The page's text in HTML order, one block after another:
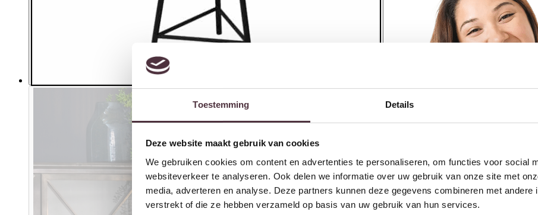
Toestemming Details
Deze website maakt gebruik van cookies
We gebruiken cookies om content en advertenties te personaliseren, om functies voor social
websiteverkeer te analyseren. Ook delen we informatie over uw gebruik van onze site met
media, adverteren en analyse. Deze partners kunnen deze gegevens combineren met andere
verstrekt of die ze hebben verzameld op basis van uw gebruik van hun services.